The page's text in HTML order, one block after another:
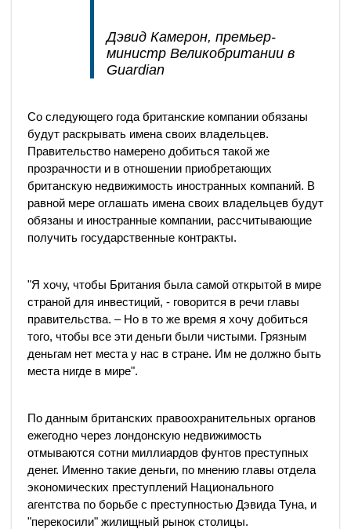
Дэвид Камерон, премьер-
министр Великобритании в
Guardian
Со следующего года британские компании обязаны
будут раскрывать имена своих владельцев.
Правительство намерено добиться такой же
прозрачности и в отношении приобретающих
британскую недвижимость иностранных компаний. В
равной мере оглашать имена своих владельцев будут
обязаны и иностранные компании, рассчитывающие
получить государственные контракты.
"Я хочу, чтобы Британия была самой открытой в мире
страной для инвестиций, - говорится в речи главы
правительства. – Но в то же время я хочу добиться
того, чтобы все эти деньги были чистыми. Грязным
деньгам нет места у нас в стране. Им не должно быть
места нигде в мире".
По данным британских правоохранительных органов
ежегодно через лондонскую недвижимость
отмываются сотни миллиардов фунтов преступных
денег. Именно такие деньги, по мнению главы отдела
экономических преступлений Национального
агентства по борьбе с преступностью Дэвида Туна, и
"перекосили" жилищный рынок столицы.